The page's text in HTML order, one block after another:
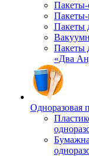
Пакеты
Пакеты
«Два
Одноразовая